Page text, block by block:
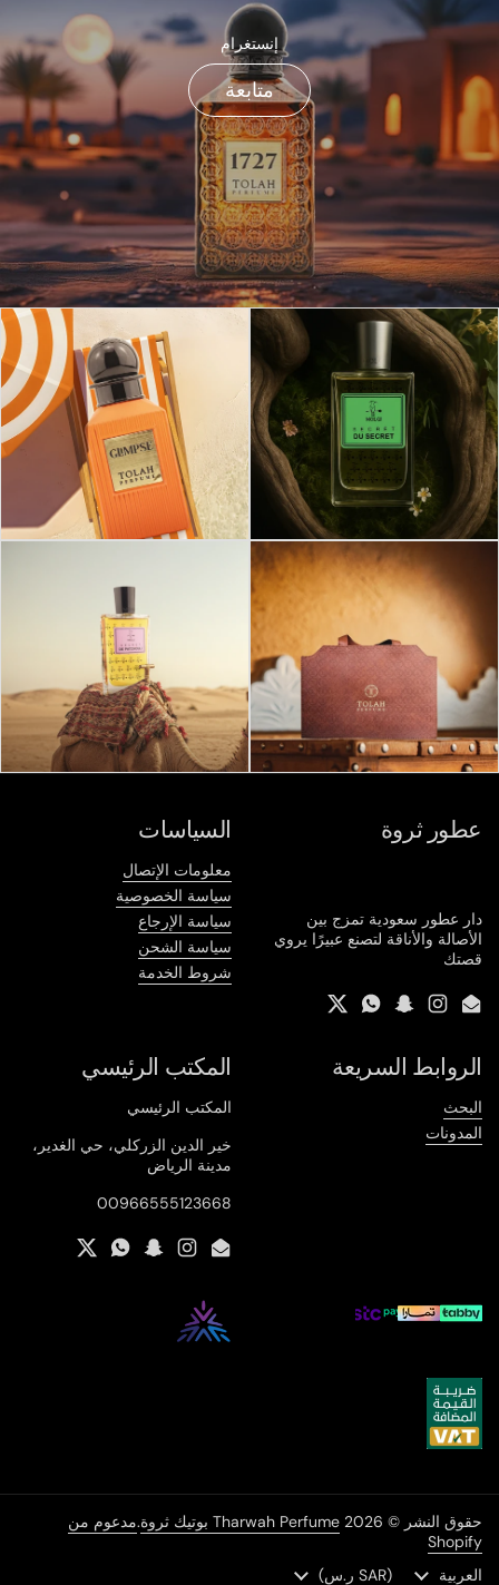
إنستغرام
متابعة
عطور ثروة
دار عطور سعودية تمزج بين
الأصالة والأناقة لتصنع عبيرًا يروي
قصتك
Email
Instagram
Snapchat
WhatsApp
Twitter
السياسات
معلومات الإتصال
سياسة الخصوصية
سياسة الإرجاع
سياسة الشحن
شروط الخدمة
الروابط السريعة
البحث
المدونات
المكتب الرئيسي
المكتب الرئيسي
خير الدين الزركلي، حي الغدير،
مدينة الرياض
00966555123668
Email
Instagram
Snapchat
WhatsApp
Twitter
حقوق النشر © 2026 Tharwah Perfume بوتيك ثروة .مدعوم من
Shopify
اللغة
العربية الدولة/الإقليم
(SAR ر.س)